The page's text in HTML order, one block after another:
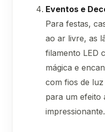
Eventos e
Para festas,
ao ar livre, as
filamento LED
mágica e
com fios de
para um efeito
impressionante.